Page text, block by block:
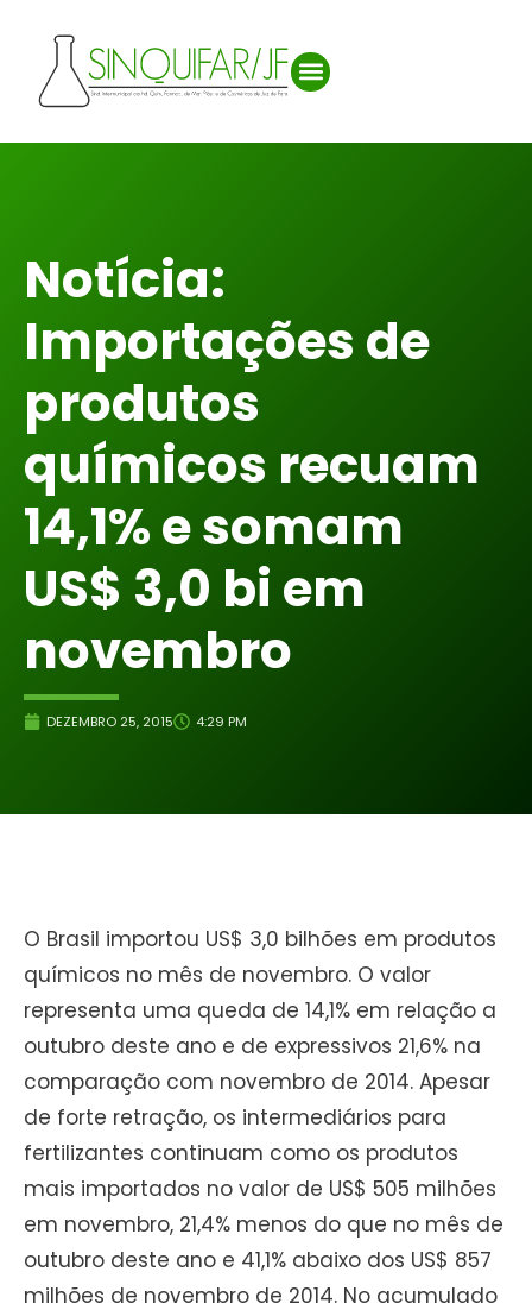
Notícia:
Importações de
produtos
químicos recuam
14,1% e somam
US$ 3,0 bi em
novembro
DEZEMBRO 25, 2015 4:29 PM
O Brasil importou US$ 3,0 bilhões em produtos
químicos no mês de novembro. O valor
representa uma queda de 14,1% em relação a
outubro deste ano e de expressivos 21,6% na
comparação com novembro de 2014. Apesar
de forte retração, os intermediários para
fertilizantes continuam como os produtos
mais importados no valor de US$ 505 milhões
em novembro, 21,4% menos do que no mês de
outubro deste ano e 41,1% abaixo dos US$ 857
milhões de novembro de 2014. No acumulado